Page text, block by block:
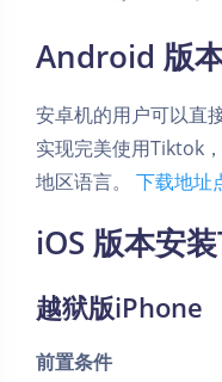
Android 版
安卓机的用户可以直
实现完美使用Tiktok
地区语言。 下载地址
iOS 版本安
越狱版iPhone
前置条件